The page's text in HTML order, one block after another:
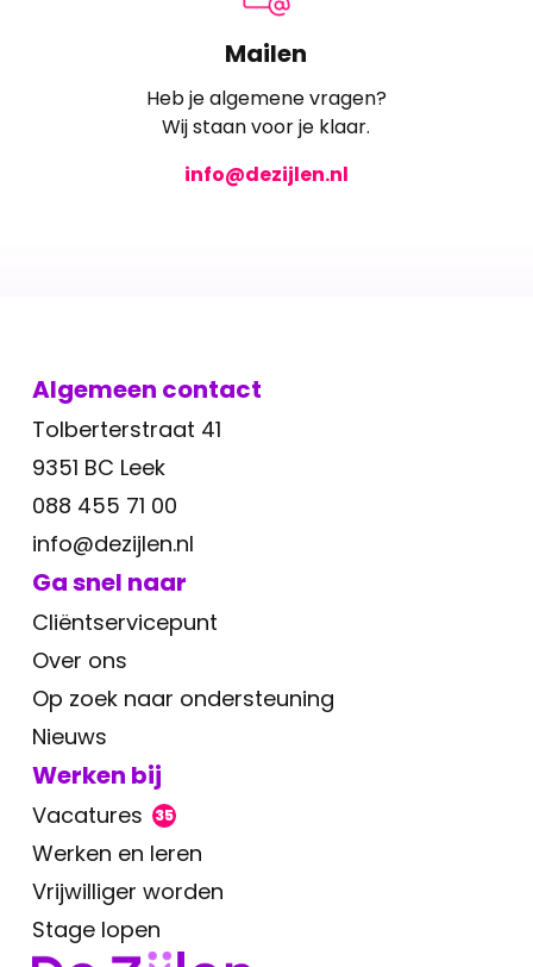
Mailen
Heb je algemene vragen?
Wij staan voor je klaar.
info@dezijlen.nl
Algemeen contact
Tolberterstraat 41
9351 BC Leek
088 455 71 00
info@dezijlen.nl
Ga snel naar
Cliëntservicepunt
Over ons
Op zoek naar ondersteuning
Nieuws
Werken bij
Vacatures 35
Werken en leren
Vrijwilliger worden
Stage lopen